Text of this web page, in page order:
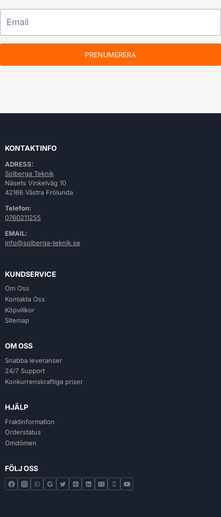
PRENUMERERA
KONTAKTINFO
ADRESS:
Solberga Teknik
Näsets Vinkelväg 10
42166 Västra Frölunda
Telefon:
0760211255
EMAIL:
info@solberga-teknik.se
KUNDSERVICE
Om Oss
Kontakta Oss
Köpvillkor
Sitemap
OM OSS
Snabba leveranser
24/7 Support
Konkurrenskraftiga priser
HJÄLP
Fraktinformation
Orderstatus
Omdömen
FÖLJ OSS